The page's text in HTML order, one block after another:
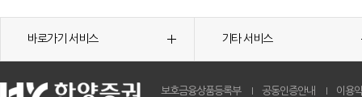
바로가기 서비스 기타 서비스
보호금융상품등록부 공동인증안내 이용